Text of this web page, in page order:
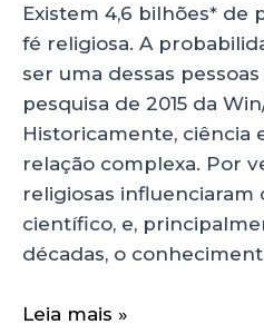
Existem 4,6 bilhões* de
fé religiosa. A
ser uma dessas
pesquisa de 2015 da
Historicamente, ciência
relação complexa. Por
religiosas
científico, e,
décadas, o
Leia mais »